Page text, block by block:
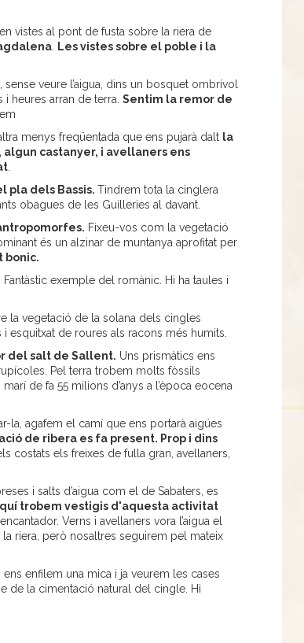
vistes al pont de fusta sobre la riera de
.
Les vistes sobre el poble i la
veure l’aigua, dins un bosquet ombrívol
heures arran de terra. Sentim la remor de
menys freqüentada que ens pujarà dalt la
algun castanyer, i avellaners ens
.
pla dels Bassis. Tindrem tota la cinglera
obagues de les Guilleries al davant.
Fixeu-vos com la vegetació
és un alzinar de muntanya aprofitat per
bonic.
Fantàstic exemple del romànic. Hi ha taules i
la vegetació de la solana dels cingles
esquitxat de roures als racons més humits.
del salt de Sallent. Uns prismàtics ens
Pel terra trobem molts fòssils
de fa 55 milions d’anys a l’època eocena
la, agafem el camí que ens portarà aigües
de ribera es fa present. Prop i dins
costats els freixes de fulla gran, avellaners,
i salts d’aigua com el de Sabaters, es
trobem vestigis d'aquesta activitat
Verns i avellaners vora l’aigua el
riera, però nosaltres seguirem pel mateix
enfilem una mica i ja veurem les cases
de la cimentació natural del cingle. Hi